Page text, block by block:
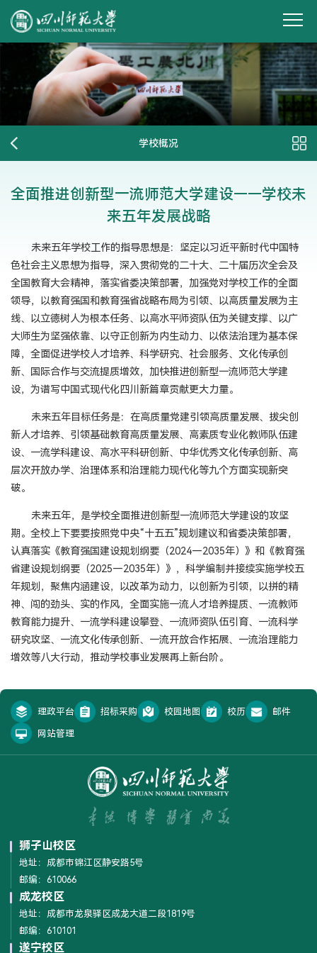
学校概况
全面推进创新型一流师范大学建设——学校未
来五年发展战略
未来五年学校工作的指导思想是：坚定以习近平新时代中国特
色社会主义思想为指导，深入贯彻党的二十大、二十届历次全会及
全国教育大会精神，落实省委决策部署，加强党对学校工作的全面
领导，以教育强国和教育强省战略布局为引领、以高质量发展为主
线、以立德树人为根本任务、以高水平师资队伍为关键支撑、以广
大师生为坚强依靠、以守正创新为内生动力、以依法治理为基本保
障，全面促进学校人才培养、科学研究、社会服务、文化传承创
新、国际合作与交流提质增效，加快推进创新型一流师范大学建
设，为谱写中国式现代化四川新篇章贡献更大力量。
未来五年目标任务是：在高质量党建引领高质量发展、拔尖创
新人才培养、引领基础教育高质量发展、高素质专业化教师队伍建
设、一流学科建设、高水平科研创新、中华优秀文化传承创新、高
层次开放办学、治理体系和治理能力现代化等九个方面实现新突
破。
未来五年，是学校全面推进创新型一流师范大学建设的攻坚
期。全校上下要要按照党中央“十五五”规划建议和省委决策部署，
认真落实《教育强国建设规划纲要（2024—2035年）》和《教育强
省建设规划纲要（2025—2035年）》，科学编制并接续实施学校五
年规划，聚焦内涵建设，以改革为动力，以创新为引领，以拼的精
神、闯的劲头、实的作风，全面实施一流人才培养提质、一流教师
教育能力提升、一流学科建设攀登、一流师资队伍引育、一流科学
研究攻坚、一流文化传承创新、一流开放合作拓展、一流治理能力
增效等八大行动，推动学校事业发展再上新台阶。
理政平台 招标采购 校园地图 校历 邮件
网站管理
狮子山校区
地址：成都市锦江区静安路5号
邮编：610066
成龙校区
地址：成都市龙泉驿区成龙大道二段1819号
邮编：610101
遂宁校区